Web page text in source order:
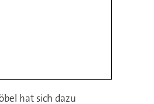
hat sich dazu